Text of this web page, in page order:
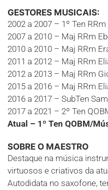
GESTORES MUSICAIS:
2002 a 2007 – 1º Ten
2007 a 2010 – Maj RRm
2010 a 2010 – Maj RRm
2011 a 2012 – Maj RRm
2012 a 2013 – Maj RRm
2015 a 2016 – Maj RRm
2016 a 2017 – SubTen
2017 a 2021 – 2º Ten
Atual – 1º Ten QOBM/
SOBRE O MAESTRO
Destaque na música
virtuosos e criativos da
Autodidata no saxofone,